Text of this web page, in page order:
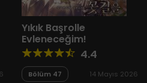
Yıkık Başrolle
Evleneceğim!
4.4
Bölüm 47 14 Mayıs 2026